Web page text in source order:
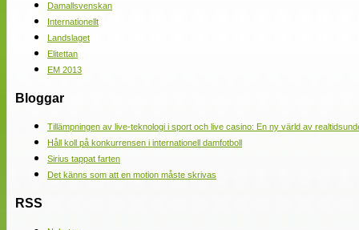
Damallsvenskan
Internationellt
Landslaget
Elitettan
EM 2013
Bloggar
Tillämpningen av live-teknologi i sport och live casino: En ny värld av
Håll koll på konkurrensen i internationell damfotboll
Sirius tappat farten
Det känns som att en motion måste skrivas
RSS